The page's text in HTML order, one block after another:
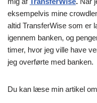
eksempelvis mine
altid TransferWise som er
igennem banken, og
timer, hvor jeg ville have
jeg overførte med banken.
Du kan læse min artikel om